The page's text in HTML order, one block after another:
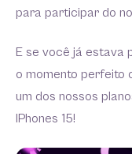
para participar do
E se você já estava
o momento perfeito
um dos nossos
IPhones 15!